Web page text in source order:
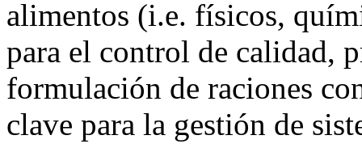
alimentos (i.e. físicos,
para el control de calidad,
formulación de raciones
clave para la gestión de